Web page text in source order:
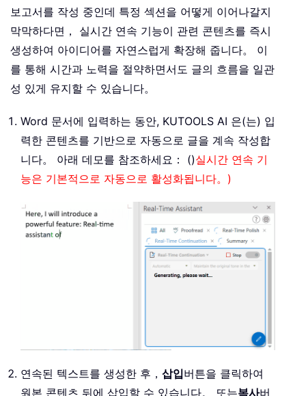
보고서를 작성 중인데 특정 섹션을 어떻게 이어나갈지
막막하다면， 실시간 연속 기능이 관련 콘텐츠를 즉시
생성하여 아이디어를 자연스럽게 확장해 줍니다。 이
를 통해 시간과 노력을 절약하면서도 글의 흐름을 일관
성 있게 유지할 수 있습니다。
Word 문서에 입력하는 동안, KUTOOLS AI 은(는) 입
력한 콘텐츠를 기반으로 자동으로 글을 계속 작성합
니다。 아래 데모를 참조하세요： ()실시간 연속 기
능은 기본적으로 자동으로 활성화됩니다。)
연속된 텍스트를 생성한 후， 삽입버튼을 클릭하여
원본 콘텐츠 뒤에 삽입할 수 있습니다。 또는복사버